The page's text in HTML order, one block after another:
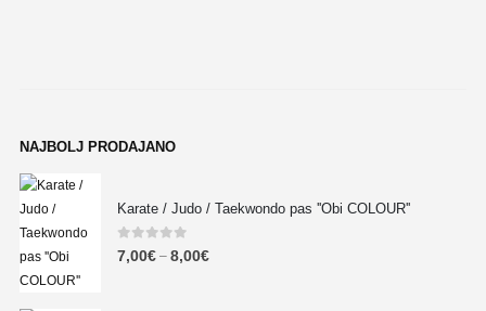
NAJBOLJ PRODAJANO
Karate / Judo / Taekwondo pas ''Obi COLOUR''
0out of 5
7,00€ – 8,00€